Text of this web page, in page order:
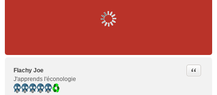
Flachy Joe
J'apprends l'éconologie
Citer